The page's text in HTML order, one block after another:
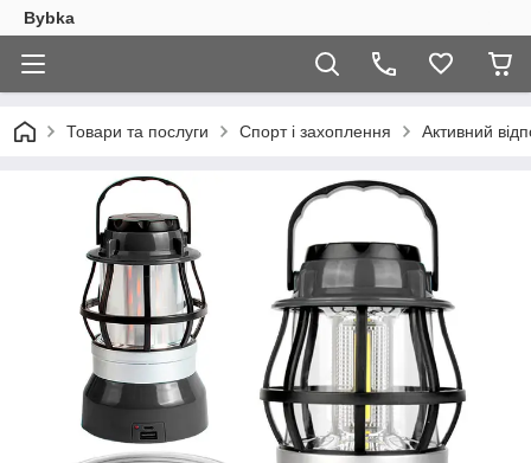
Bybka
Товари та послуги Спорт і захоплення Активний